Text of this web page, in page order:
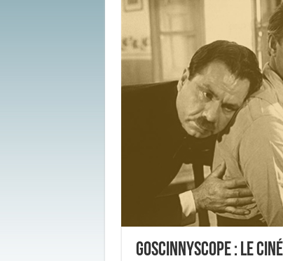
Goscinnyscope : le